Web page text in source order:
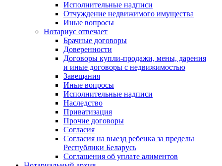
Исполнительные надписи
Отчуждение недвижимого имущества
Иные вопросы
Нотариус отвечает
Брачные договоры
Доверенности
Договоры купли-продажи, мены, дарения
и иные договоры с недвижимостью
Завещания
Иные вопросы
Исполнительные надписи
Наследство
Приватизация
Прочие договоры
Согласия
Согласия на выезд ребенка за пределы
Республики Беларусь
Соглашения об уплате алиментов